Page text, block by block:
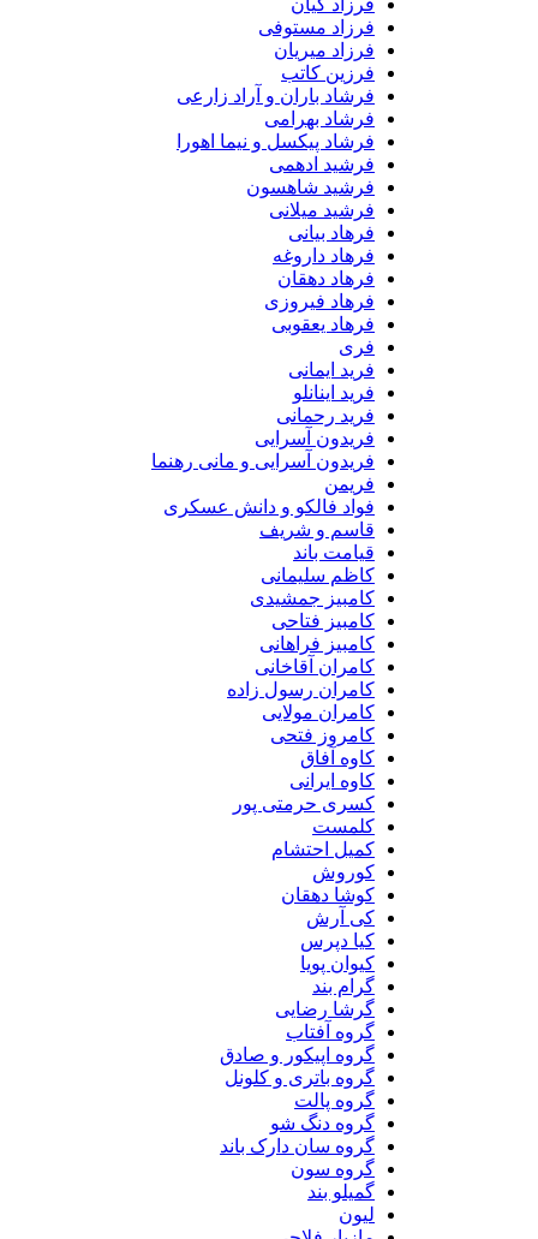
فرزاد مستوفی
فرزاد میریان
فرزین کاتب
فرشاد باران و آراد زارعی
فرشاد بهرامی
فرشاد پیکسل و نیما اهورا
فرشید ادهمی
فرشید شاهسون
فرشید میلانی
فرهاد بیانی
فرهاد داروغه
فرهاد دهقان
فرهاد فیروزی
فرهاد یعقوبی
فری
فرید ایمانی
فرید اینانلو
فرید رحمانی
فریدون آسرایی
فریدون آسرایی و مانی رهنما
فریمن
فواد فالکو و دانش عسکری
قاسم و شریف
قیامت باند
کاظم سلیمانی
کامبیز جمشیدی
کامبیز فتاحی
کامبیز فراهانی
کامران آقاخانی
کامران رسول زاده
کامران مولایی
کامروز فتحی
کاوه آفاق
کاوه ایرانی
کسری حرمتی پور
کلمست
کمیل احتشام
کوروش
کوشا دهقان
کی آرش
کیا دپرس
کیوان پویا
گرام بند
گرشا رضایی
گروه آفتاب
گروه اپیکور و صادق
گروه باتری و کلونل
گروه پالت
گروه دنگ شو
گروه سان دارک باند
گروه سون
گمیلو بند
لیون